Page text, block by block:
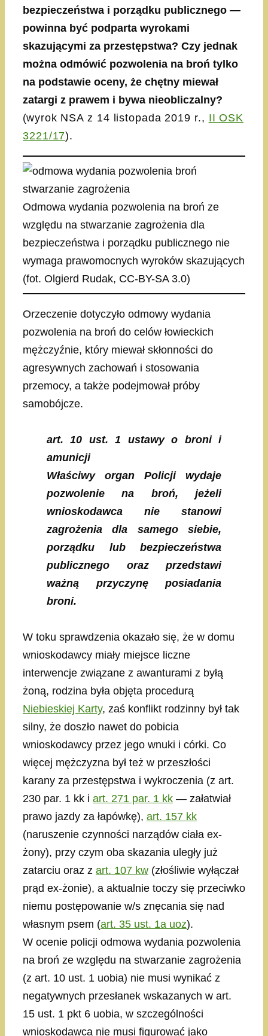
bezpieczeństwa i porządku publicznego —
powinna być podparta wyrokami
skazującymi za przestępstwa? Czy jednak
można odmówić pozwolenia na broń tylko
na podstawie oceny, że chętny miewał
zatargi z prawem i bywa nieobliczalny?
(wyrok NSA z 14 listopada 2019 r., II OSK
3221/17).
Odmowa wydania pozwolenia na broń ze
względu na stwarzanie zagrożenia dla
bezpieczeństwa i porządku publicznego nie
wymaga prawomocnych wyroków skazujących
(fot. Olgierd Rudak, CC-BY-SA 3.0)
Orzeczenie dotyczyło odmowy wydania
pozwolenia na broń do celów łowieckich
mężczyźnie, który miewał skłonności do
agresywnych zachowań i stosowania
przemocy, a także podejmował próby
samobójcze.
art. 10 ust. 1 ustawy o broni i
amunicji
Właściwy organ Policji wydaje
pozwolenie na broń, jeżeli
wnioskodawca nie stanowi
zagrożenia dla samego siebie,
porządku lub bezpieczeństwa
publicznego oraz przedstawi
ważną przyczynę posiadania
broni.
W toku sprawdzenia okazało się, że w domu
wnioskodawcy miały miejsce liczne
interwencje związane z awanturami z byłą
żoną, rodzina była objęta procedurą
Niebieskiej Karty, zaś konflikt rodzinny był tak
silny, że doszło nawet do pobicia
wnioskodawcy przez jego wnuki i córki. Co
więcej mężczyzna był też w przeszłości
karany za przestępstwa i wykroczenia (z art.
230 par. 1 kk i art. 271 par. 1 kk — załatwiał
prawo jazdy za łapówkę), art. 157 kk
(naruszenie czynności narządów ciała ex-
żony), przy czym oba skazania uległy już
zatarciu oraz z art. 107 kw (złośliwie wyłączał
prąd ex-żonie), a aktualnie toczy się przeciwko
niemu postępowanie w/s znęcania się nad
własnym psem (art. 35 ust. 1a uoz).
W ocenie policji odmowa wydania pozwolenia
na broń ze względu na stwarzanie zagrożenia
(z art. 10 ust. 1 uobia) nie musi wynikać z
negatywnych przesłanek wskazanych w art.
15 ust. 1 pkt 6 uobia, w szczególności
wnioskodawca nie musi figurować jako